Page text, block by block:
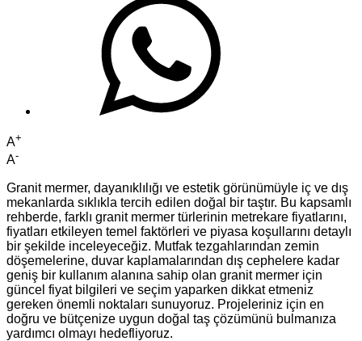
A+
A-
Granit mermer, dayanıklılığı ve estetik görünümüyle iç ve dış
mekanlarda sıklıkla tercih edilen doğal bir taştır. Bu kapsamlı
rehberde, farklı granit mermer türlerinin metrekare fiyatlarını,
fiyatları etkileyen temel faktörleri ve piyasa koşullarını detaylı
bir şekilde inceleyeceğiz. Mutfak tezgahlarından zemin
döşemelerine, duvar kaplamalarından dış cephelere kadar
geniş bir kullanım alanına sahip olan granit mermer için
güncel fiyat bilgileri ve seçim yaparken dikkat etmeniz
gereken önemli noktaları sunuyoruz. Projeleriniz için en
doğru ve bütçenize uygun doğal taş çözümünü bulmanıza
yardımcı olmayı hedefliyoruz.